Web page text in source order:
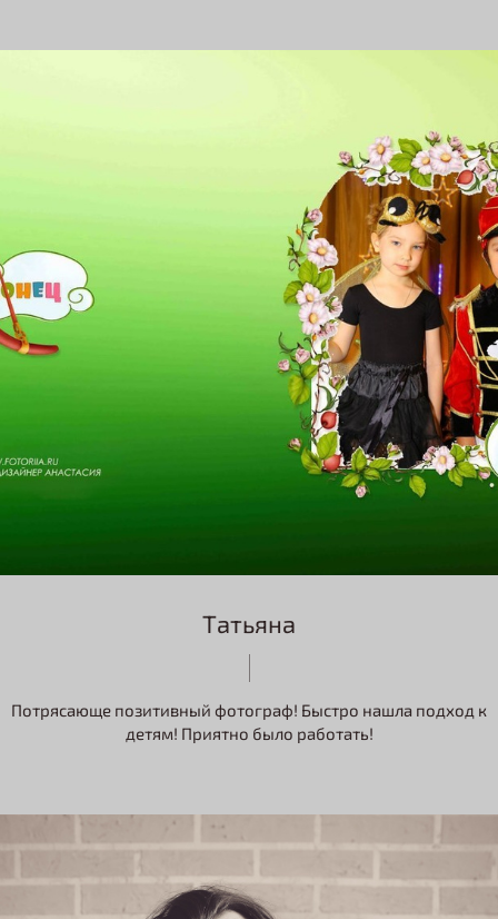
Татьяна
Потрясающе позитивный фотограф! Быстро нашла подход к
детям! Приятно было работать!